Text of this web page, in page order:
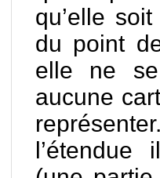
qu’elle
du point
elle ne
aucune
l’étendue